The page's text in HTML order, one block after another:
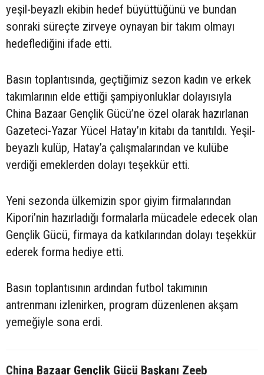
yeşil-beyazlı ekibin hedef büyüttüğünü ve bundan
sonraki süreçte zirveye oynayan bir takım olmayı
hedeflediğini ifade etti.
Basın toplantısında, geçtiğimiz sezon kadın ve erkek
takımlarının elde ettiği şampiyonluklar dolayısıyla
China Bazaar Gençlik Gücü’ne özel olarak hazırlanan
Gazeteci-Yazar Yücel Hatay’ın kitabı da tanıtıldı. Yeşil-
beyazlı kulüp, Hatay’a çalışmalarından ve kulübe
verdiği emeklerden dolayı teşekkür etti.
Yeni sezonda ülkemizin spor giyim firmalarından
Kipori’nin hazırladığı formalarla mücadele edecek olan
Gençlik Gücü, firmaya da katkılarından dolayı teşekkür
ederek forma hediye etti.
Basın toplantısının ardından futbol takımının
antrenmanı izlenirken, program düzenlenen akşam
yemeğiyle sona erdi.
China Bazaar Gençlik Gücü Başkanı Zeeb